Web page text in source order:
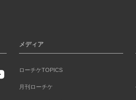
メディア
ローチケTOPICS
月刊ローチケ